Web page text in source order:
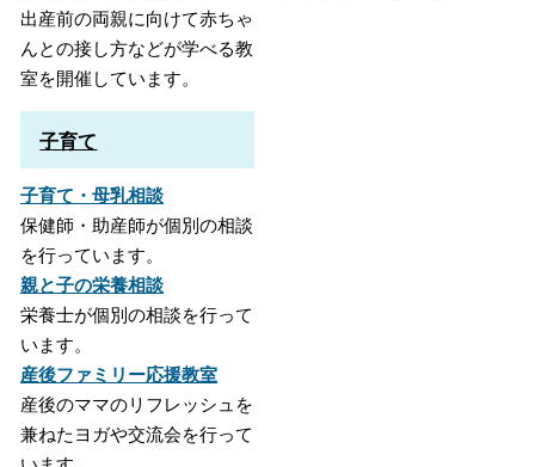
出産前の両親に向けて赤ちゃ
んとの接し方などが学べる教
室を開催しています。
子育て
子育て・母乳相談
保健師・助産師が個別の相談
を行っています。
親と子の栄養相談
栄養士が個別の相談を行って
います。
産後ファミリー応援教室
産後のママのリフレッシュを
兼ねたヨガや交流会を行って